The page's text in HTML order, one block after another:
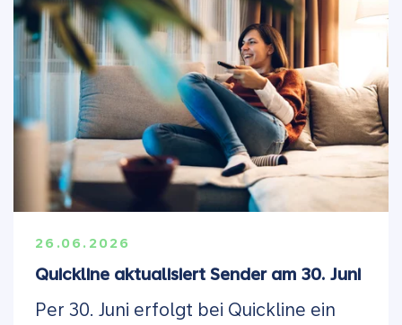
26.06.2026
Quickline aktualisiert Sender am 30. Juni
Per 30. Juni erfolgt bei Quickline ein